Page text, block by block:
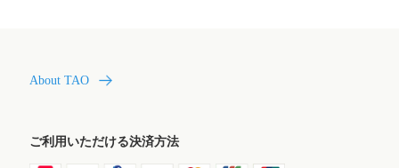
About TAO
ご利用いただける決済方法